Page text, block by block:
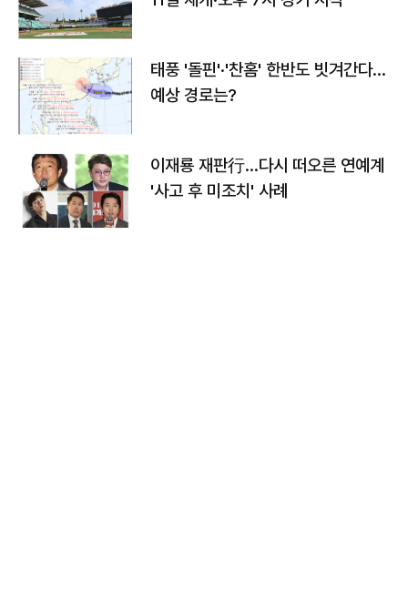
태풍 '돌핀'·'찬홈' 한반도 빗겨간다…
예상 경로는?
이재룡 재판行…다시 떠오른 연예계
'사고 후 미조치' 사례